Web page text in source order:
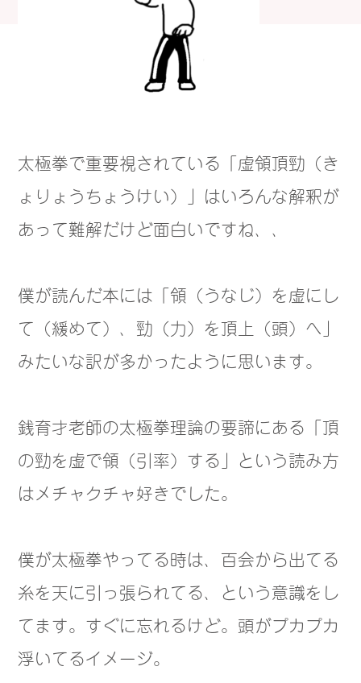
太極拳で重要視されている「虚領頂勁（き
ょりょうちょうけい）」はいろんな解釈が
あって難解だけど面白いですね、、
僕が読んだ本には「領（うなじ）を虚にし
て（緩めて）、勁（力）を頂上（頭）へ」
みたいな訳が多かったように思います。
銭育才老師の太極拳理論の要諦にある「頂
の勁を虚で領（引率）する」という読み方
はメチャクチャ好きでした。
僕が太極拳やってる時は、百会から出てる
糸を天に引っ張られてる、という意識をし
てます。すぐに忘れるけど。頭がプカプカ
浮いてるイメージ。